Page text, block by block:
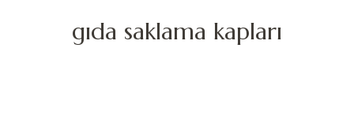
gıda saklama kapları